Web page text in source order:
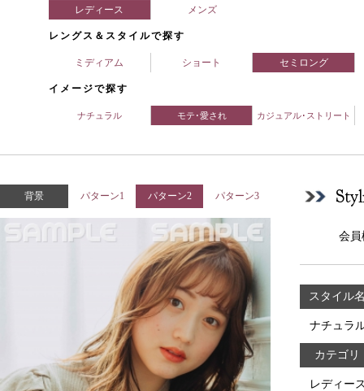
レディース メンズ
レングス＆スタイルで探す
ミディアム ショート セミロング
イメージで探す
ナチュラル モテ･愛され カジュアル･ストリート
背景 パターン1 パターン2 パターン3
会員
スタイル
ナチュラ
カテゴリ
レディー